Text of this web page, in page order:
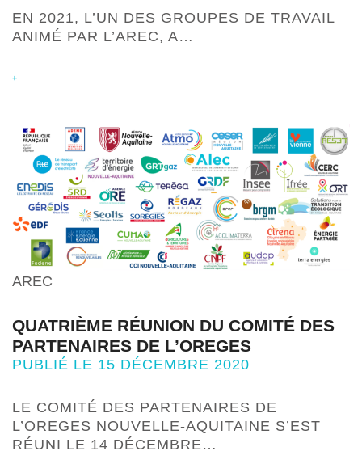
EN 2021, L’UN DES GROUPES DE TRAVAIL
ANIMÉ PAR L’AREC, A…
+
AREC
QUATRIÈME RÉUNION DU COMITÉ DES
PARTENAIRES DE L’OREGES
PUBLIÉ LE 15 DÉCEMBRE 2020
LE COMITÉ DES PARTENAIRES DE
L’OREGES NOUVELLE-AQUITAINE S’EST
RÉUNI LE 14 DÉCEMBRE…